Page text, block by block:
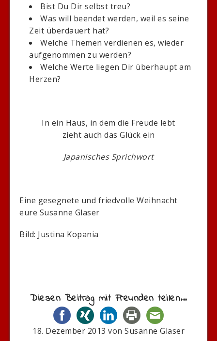
Bist Du Dir selbst treu?
Was will beendet werden, weil es seine
Zeit überdauert hat?
Welche Themen verdienen es, wieder
aufgenommen zu werden?
Welche Werte liegen Dir überhaupt am
Herzen?
In ein Haus, in dem die Freude lebt
zieht auch das Glück ein
Japanisches Sprichwort
Eine gesegnete und friedvolle Weihnacht
eure Susanne Glaser
Bild: Justina Kopania
Diesen Beitrag mit Freunden teilen...
18. Dezember 2013 von Susanne Glaser